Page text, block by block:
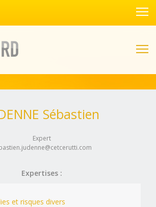
Sébastien
Expert
Expertises :
et risques divers